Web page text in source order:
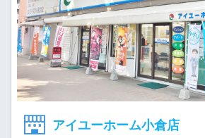
アイユーホーム小倉店